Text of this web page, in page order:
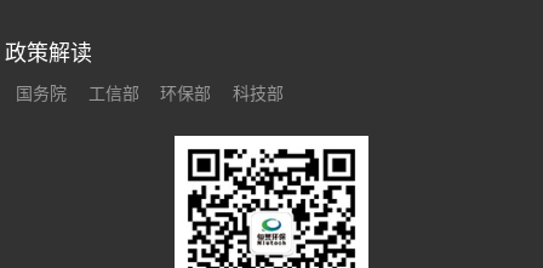
政策解读
国务院 工信部 环保部 科技部